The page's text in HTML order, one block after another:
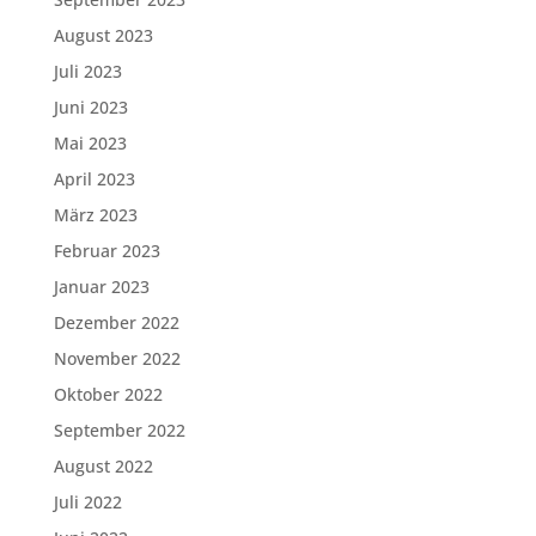
August 2023
Juli 2023
Juni 2023
Mai 2023
April 2023
März 2023
Februar 2023
Januar 2023
Dezember 2022
November 2022
Oktober 2022
September 2022
August 2022
Juli 2022